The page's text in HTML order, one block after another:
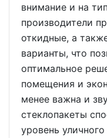
внимание и на
производители
откидные, а
варианты, что
оптимальное
помещения и
менее важна и
стеклопакеты
уровень